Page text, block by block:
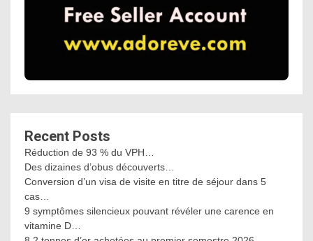
Recent Posts
Réduction de 93 % du VPH…
Des dizaines d’obus découverts…
Conversion d’un visa de visite en titre de séjour dans 5
cas…
9 symptômes silencieux pouvant révéler une carence en
vitamine D…